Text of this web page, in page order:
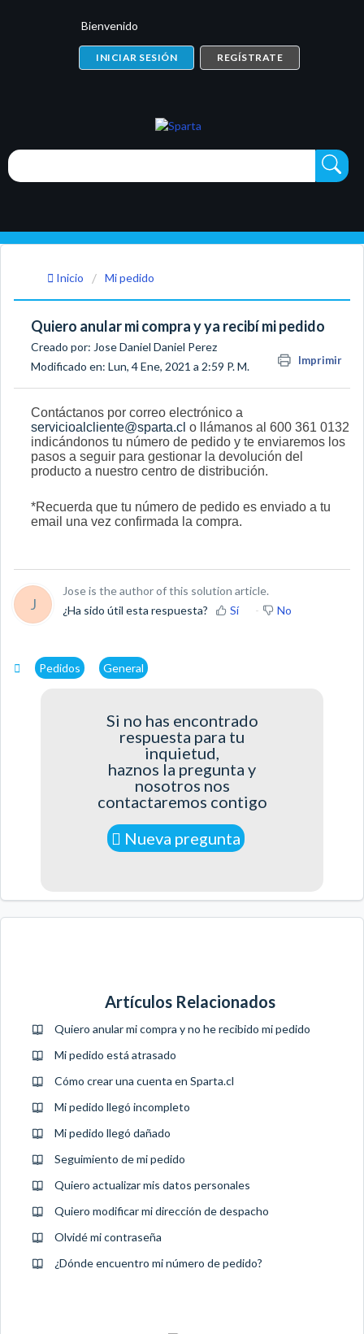
Bienvenido
INICIAR SESIÓN REGÍSTRATE
Inicio Mi pedido
Quiero anular mi compra y ya recibí mi pedido
Imprimir
Creado por: Jose Daniel Daniel Perez
Modificado en: Lun, 4 Ene, 2021 a 2:59 P. M.
Contáctanos por correo electrónico a
servicioalcliente@sparta.cl o llámanos al 600 361 0132
indicándonos tu número de pedido y te enviaremos los
pasos a seguir para gestionar la devolución del
producto a nuestro centro de distribución.
*Recuerda que tu número de pedido es enviado a tu
email una vez confirmada la compra.
J
Jose is the author of this solution article.
¿Ha sido útil esta respuesta?
Sí No
Pedidos General
Si no has encontrado
respuesta para tu
inquietud,
haznos la pregunta y
nosotros nos
contactaremos contigo
Nueva pregunta
Artículos Relacionados
Quiero anular mi compra y no he recibido mi pedido
Mi pedido está atrasado
Cómo crear una cuenta en Sparta.cl
Mi pedido llegó incompleto
Mi pedido llegó dañado
Seguimiento de mi pedido
Quiero actualizar mis datos personales
Quiero modificar mi dirección de despacho
Olvidé mi contraseña
¿Dónde encuentro mi número de pedido?